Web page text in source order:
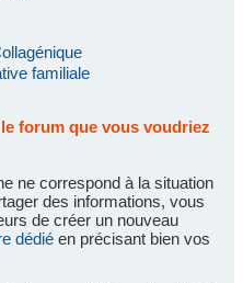
familiale
forum que vous voudriez
ne correspond à la situation
des informations, vous
de créer un nouveau
dédié en précisant bien vos